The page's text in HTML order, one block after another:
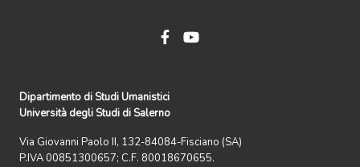
Dipartimento di Studi Umanistici
Università degli Studi di Salerno
Via Giovanni Paolo II, 132-84084-Fisciano (SA)
P.IVA 00851300657; C.F. 80018670655.